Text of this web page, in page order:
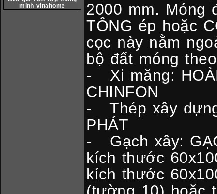
minh vinahome
2000 mm. Móng
TÔNG ép hoặc
cọc này nằm
bộ đất móng
- Xi măng:
CHINFON
- Thép xây
PHÁT
- Gạch xây:
kích thước
kích thước